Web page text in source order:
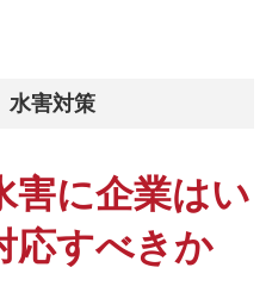
害対策
害に企業はい
応すべきか